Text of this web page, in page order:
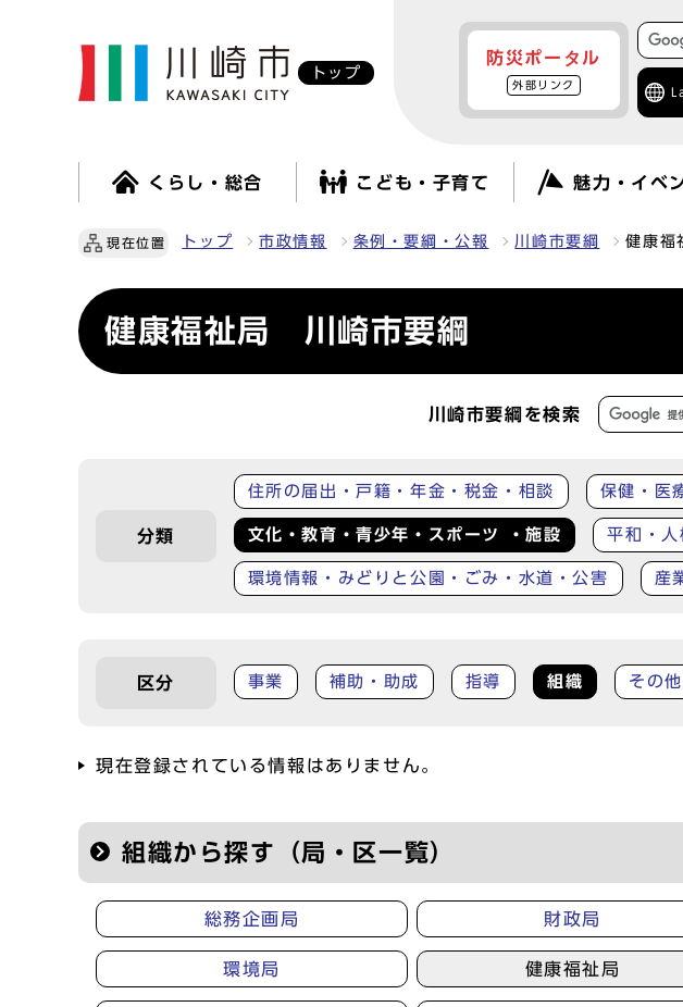
トップ
防災ポータル
外部リンク
くらし・総合 こども・子育て 魅力・イベ
現在位置 トップ 市政情報 条例・要綱・公報 川崎市要綱 健康福
健康福祉局 川崎市要綱
川崎市要綱を検索
分類
住所の届出・戸籍・年金・税金・相談 保健・医
文化・教育・青少年・スポーツ ・施設 平和・
環境情報・みどりと公園・ごみ・水道・公害 産
区分 事業 補助・助成 指導 組織 その他
現在登録されている情報はありません。
組織から探す（局・区一覧）
総務企画局 財政局
環境局 健康福祉局